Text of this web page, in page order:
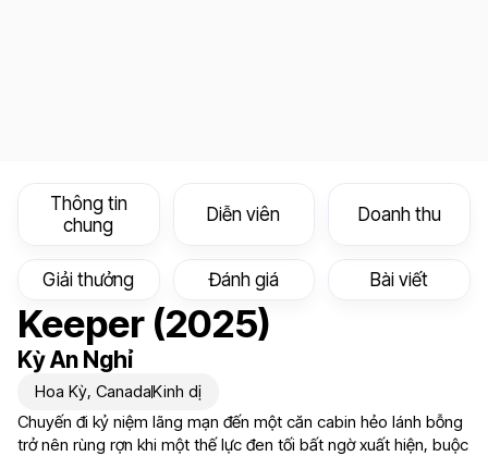
Thông tin
chung
Diễn viên Doanh thu
Giải thưởng Đánh giá Bài viết
Keeper (2025)
Kỳ An Nghỉ
Hoa Kỳ, CanadaKinh dị
Chuyến đi kỷ niệm lãng mạn đến một căn cabin hẻo lánh bỗng
trở nên rùng rợn khi một thế lực đen tối bất ngờ xuất hiện, buộc